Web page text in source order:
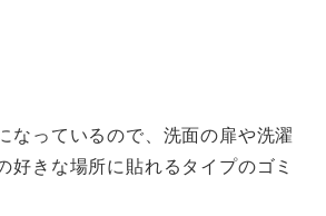
なっているので、洗面の扉や洗濯
好きな場所に貼れるタイプのゴミ